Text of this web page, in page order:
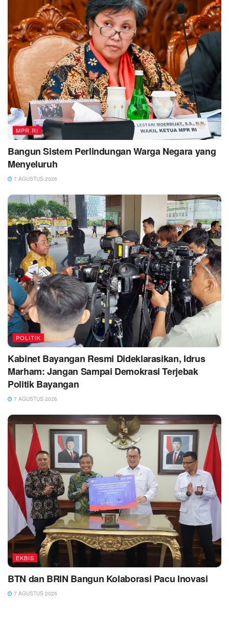
MPR RI
Bangun Sistem Perlindungan Warga Negara yang
Menyeluruh
7 AGUSTUS 2026
POLITIK
Kabinet Bayangan Resmi Dideklarasikan, Idrus
Marham: Jangan Sampai Demokrasi Terjebak
Politik Bayangan
7 AGUSTUS 2026
EKBIS
BTN dan BRIN Bangun Kolaborasi Pacu Inovasi
7 AGUSTUS 2026